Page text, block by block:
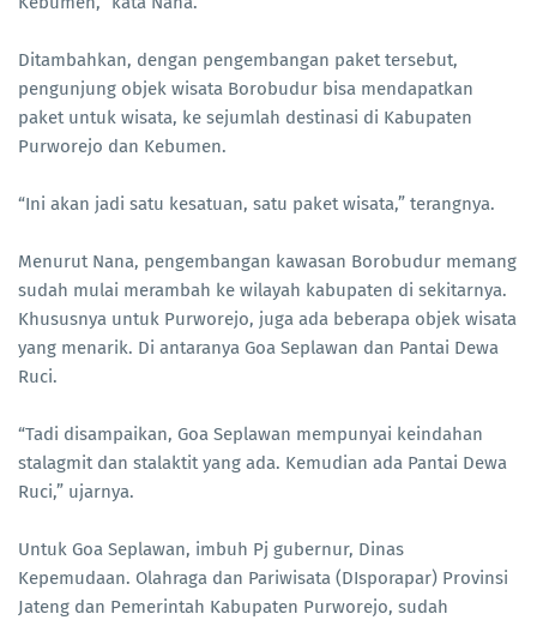
Ditambahkan, dengan pengembangan paket tersebut,
pengunjung objek wisata Borobudur bisa mendapatkan
paket untuk wisata, ke sejumlah destinasi di Kabupaten
Purworejo dan Kebumen.
“Ini akan jadi satu kesatuan, satu paket wisata,” terangnya.
Menurut Nana, pengembangan kawasan Borobudur memang
sudah mulai merambah ke wilayah kabupaten di sekitarnya.
Khususnya untuk Purworejo, juga ada beberapa objek wisata
yang menarik. Di antaranya Goa Seplawan dan Pantai Dewa
Ruci.
“Tadi disampaikan, Goa Seplawan mempunyai keindahan
stalagmit dan stalaktit yang ada. Kemudian ada Pantai Dewa
Ruci,” ujarnya.
Untuk Goa Seplawan, imbuh Pj gubernur, Dinas
Kepemudaan. Olahraga dan Pariwisata (DIsporapar) Provinsi
Jateng dan Pemerintah Kabupaten Purworejo, sudah